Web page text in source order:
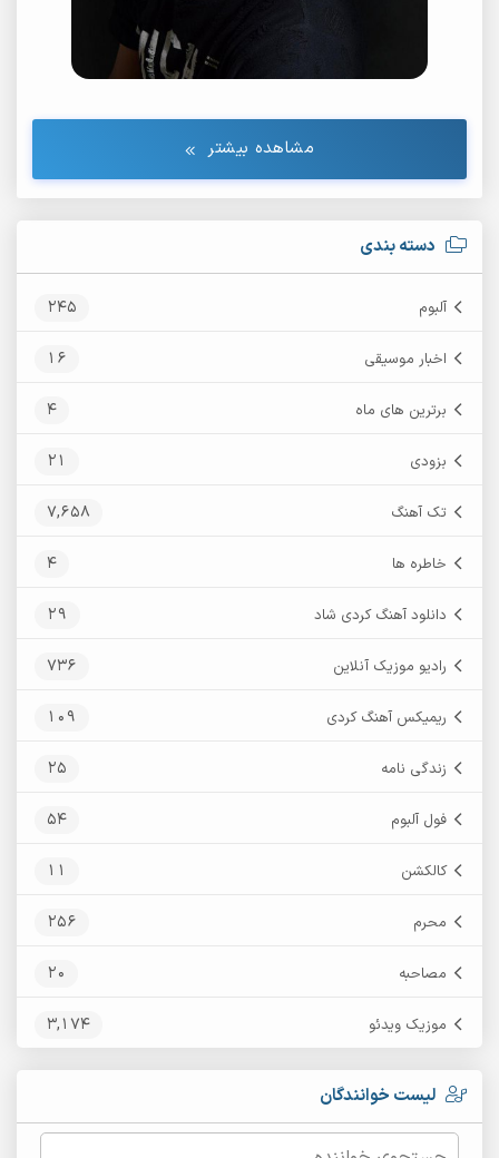
دسته بندی
آلبوم 245
اخبار موسیقی 16
برترین های ماه 4
بزودی 21
تک آهنگ 7,658
خاطره ها 4
دانلود آهنگ کردی شاد 29
رادیو موزیک آنلاین 736
ریمیکس آهنگ کردی 109
زندگی نامه 25
فول آلبوم 54
کالکشن 11
محرم 256
مصاحبه 20
موزیک ویدئو 3,174
لیست خوانندگان
مشاهده بیشتر